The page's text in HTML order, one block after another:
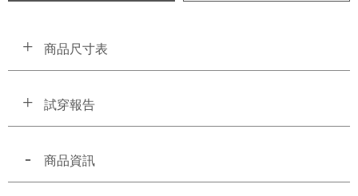
商品尺寸表
試穿報告
商品資訊